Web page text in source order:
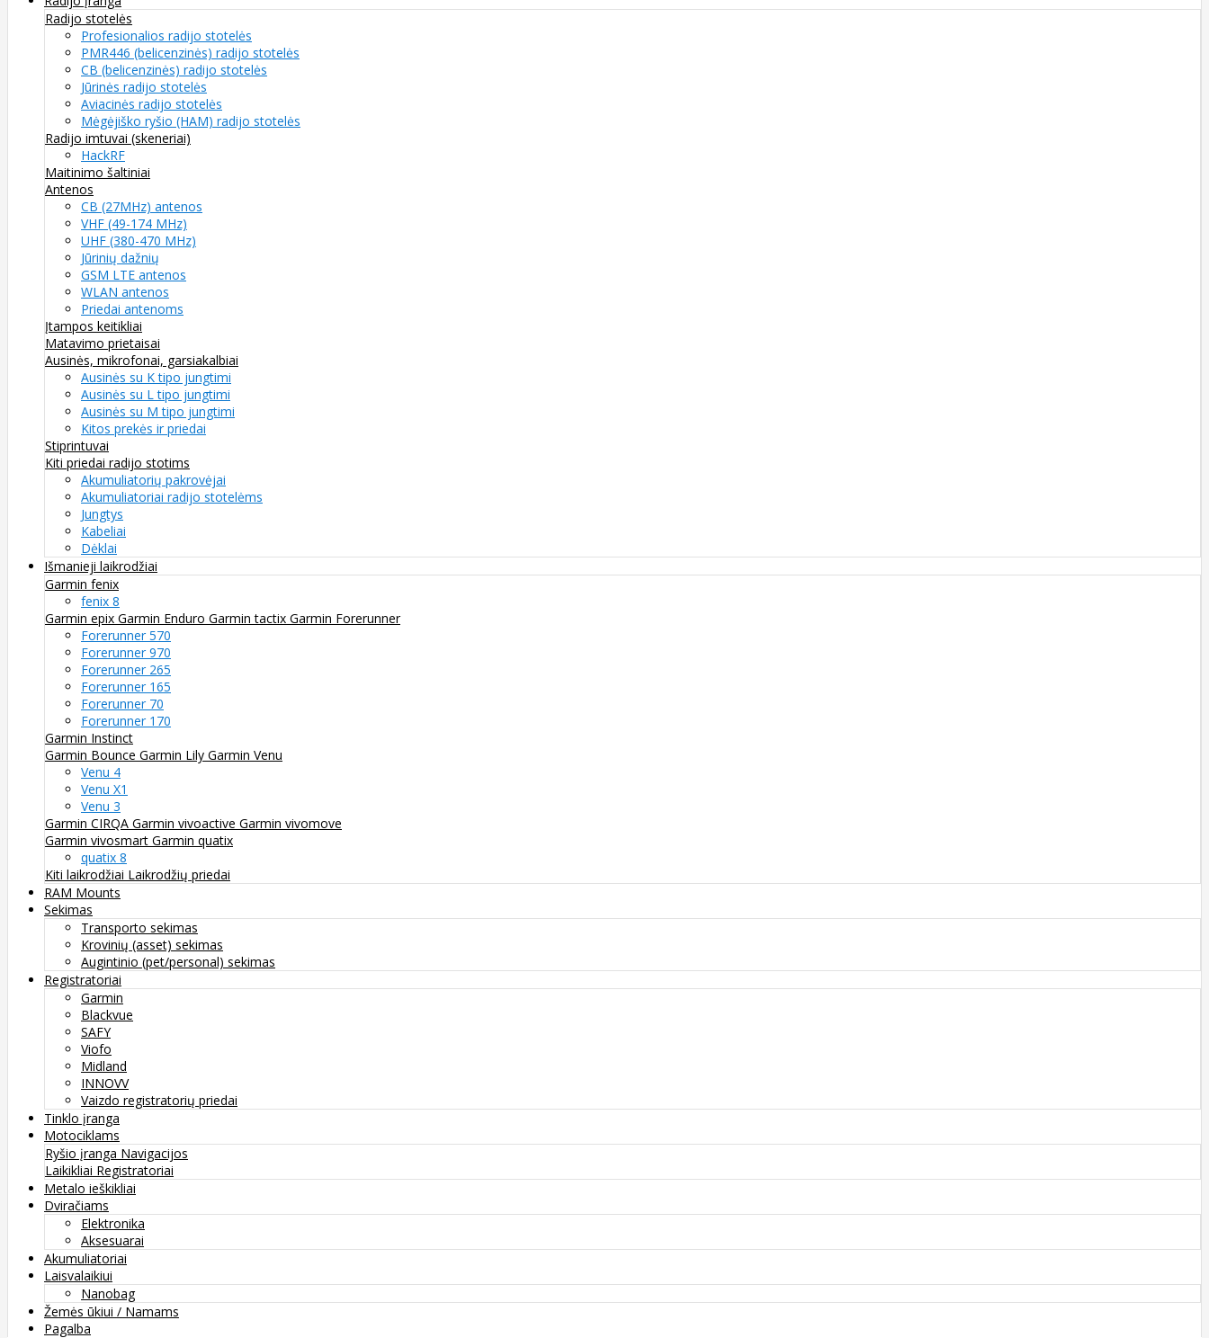
Radijo stotelės
Profesionalios radijo stotelės
PMR446 (belicenzinės) radijo stotelės
CB (belicenzinės) radijo stotelės
Jūrinės radijo stotelės
Aviacinės radijo stotelės
Mėgėjiško ryšio (HAM) radijo stotelės
Radijo imtuvai (skeneriai)
HackRF
Maitinimo šaltiniai
Antenos
CB (27MHz) antenos
VHF (49-174 MHz)
UHF (380-470 MHz)
Jūrinių dažnių
GSM LTE antenos
WLAN antenos
Priedai antenoms
Įtampos keitikliai
Matavimo prietaisai
Ausinės, mikrofonai, garsiakalbiai
Ausinės su K tipo jungtimi
Ausinės su L tipo jungtimi
Ausinės su M tipo jungtimi
Kitos prekės ir priedai
Stiprintuvai
Kiti priedai radijo stotims
Akumuliatorių pakrovėjai
Akumuliatoriai radijo stotelėms
Jungtys
Kabeliai
Dėklai
Išmanieji laikrodžiai
Garmin fenix
fenix 8
Garmin epix Garmin Enduro Garmin tactix Garmin Forerunner
Forerunner 570
Forerunner 970
Forerunner 265
Forerunner 165
Forerunner 70
Forerunner 170
Garmin Instinct
Garmin Bounce Garmin Lily Garmin Venu
Venu 4
Venu X1
Venu 3
Garmin CIRQA Garmin vivoactive Garmin vivomove
Garmin vivosmart Garmin quatix
quatix 8
Kiti laikrodžiai Laikrodžių priedai
RAM Mounts
Sekimas
Transporto sekimas
Krovinių (asset) sekimas
Augintinio (pet/personal) sekimas
Registratoriai
Garmin
Blackvue
SAFY
Viofo
Midland
INNOVV
Vaizdo registratorių priedai
Tinklo įranga
Motociklams
Ryšio įranga Navigacijos
Laikikliai Registratoriai
Metalo ieškikliai
Dviračiams
Elektronika
Aksesuarai
Akumuliatoriai
Laisvalaikiui
Nanobag
Žemės ūkiui / Namams
Pagalba